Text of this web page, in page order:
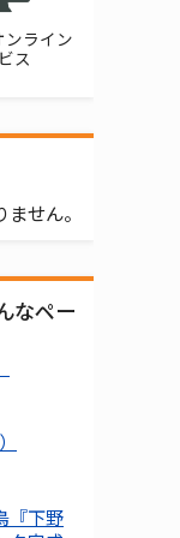
ンライン
ス
せん。
なペー
『下野